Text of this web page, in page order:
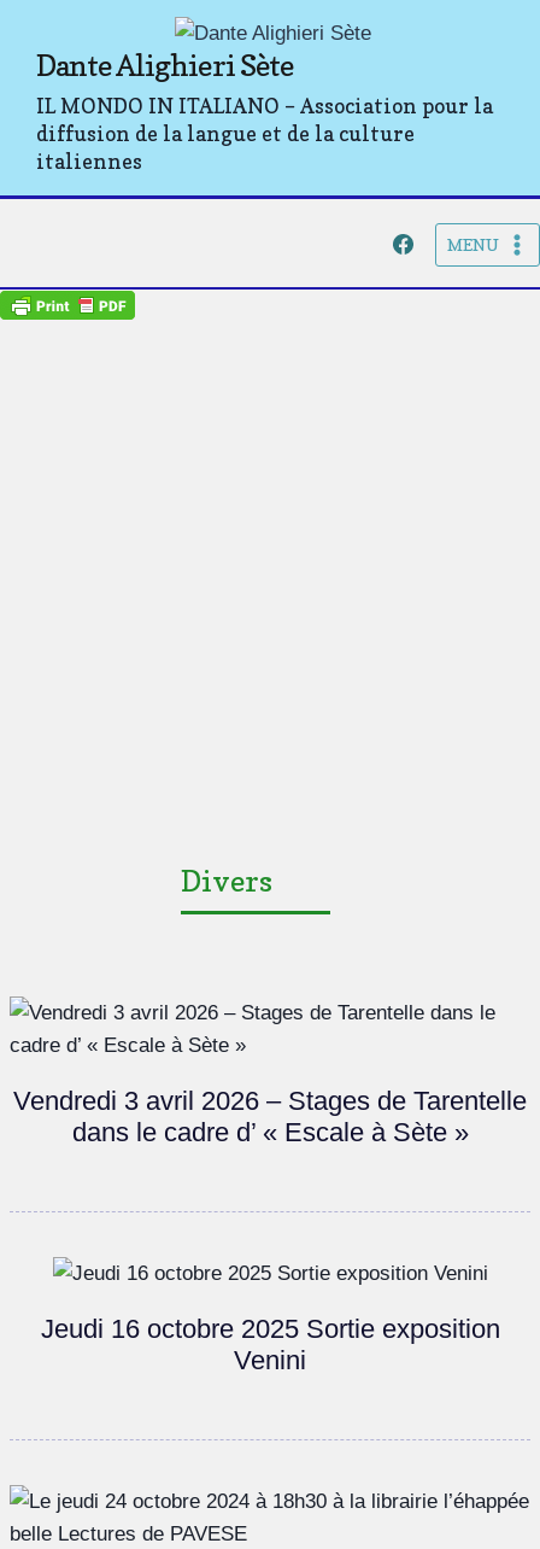
contenuDante Alighieri Sète
IL MONDO IN ITALIANO – Association pour la
diffusion de la langue et de la culture
italiennes
MENU
Divers
Vendredi 3 avril 2026 – Stages de Tarentelle
dans le cadre d’ « Escale à Sète »
Jeudi 16 octobre 2025 Sortie exposition
Venini